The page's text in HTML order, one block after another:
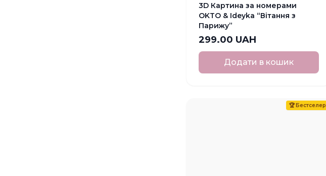
3D Картина за номерами
OKTO & Ideyka “Вітання з
Парижу”
299.00 UAH
Додати в кошик
🏆Бестселер